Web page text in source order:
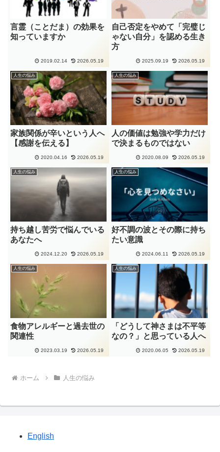
言霊（ことだま）の効果を
知っていますか
2019.02.14 2026.05.19
自己否定をやめて「完璧じ
ゃない自分」を認める生き
方
2025.09.19 2026.05.19
人生の悩み
家族関係が辛いという人へ
【感謝を伝える】
2020.04.16 2026.05.19
人生の悩み
人の価値は勉強や学力だけ
で決まるものではない
2020.08.09 2026.05.19
人生の悩み
持ち越し苦労で悩んでいる
あなたへ
2024.12.20 2026.05.19
人生の悩み
好不調の波とその際に持ち
たい意識
2024.06.11 2026.05.19
人生の悩み
食物アレルギーと過去世の
関連性
2023.03.19 2026.05.19
人生の悩み
「どうして神さまは不平等
なの？」と思っている人へ
2020.06.05 2026.05.19
ホーム 人生の悩み
English